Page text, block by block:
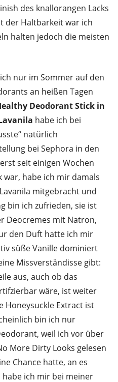
des knallorangen Lacks
der Haltbarkeit war ich
halten jedoch die meisten
nur im Sommer auf den
an heißen Tagen
Deodorant Stick in
habe ich bei
natürlich
bei Sephora in den
seit einigen Wochen
war, habe ich mir damals
mitgebracht und
bin ich zufrieden, sie ist
Deocremes mit Natron,
den Duft hatte ich mir
süße Vanille dominiert
Missverständisse gibt:
aus, auch ob das
wäre, ist weiter
Extract ist
bin ich nur
weil ich vor über
More Dirty Looks gelesen
Chance hatte, an es
ich mir bei meiner